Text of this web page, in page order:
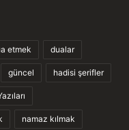
etmek dualar
güncel hadisi şerifler
namaz kılmak